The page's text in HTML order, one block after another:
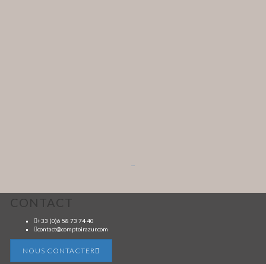
CONTACT
+33 (0)6 58 73 74 40
contact@comptoirazur.com
NOUS CONTACTER